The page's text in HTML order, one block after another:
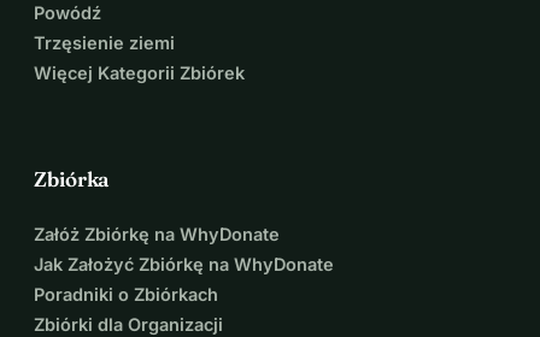
Powódź
Trzęsienie ziemi
Więcej Kategorii Zbiórek
Zbiórka
Załóż Zbiórkę na WhyDonate
Jak Założyć Zbiórkę na WhyDonate
Poradniki o Zbiórkach
Zbiórki dla Organizacji